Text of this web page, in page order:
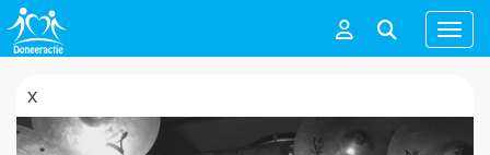
Menu
x